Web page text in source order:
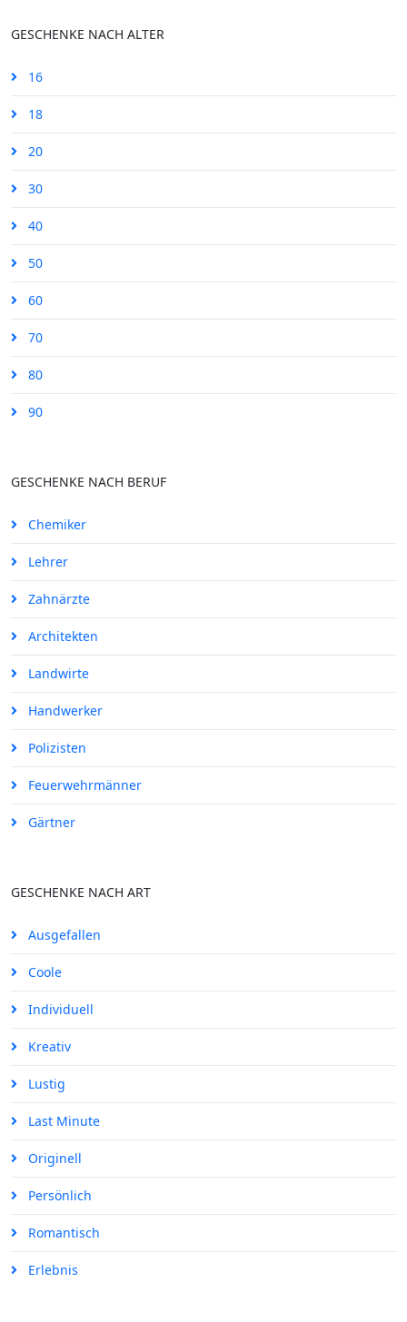
GESCHENKE NACH ALTER
16
18
20
30
40
50
60
70
80
90
GESCHENKE NACH BERUF
Chemiker
Lehrer
Zahnärzte
Architekten
Landwirte
Handwerker
Polizisten
Feuerwehrmänner
Gärtner
GESCHENKE NACH ART
Ausgefallen
Coole
Individuell
Kreativ
Lustig
Last Minute
Originell
Persönlich
Romantisch
Erlebnis